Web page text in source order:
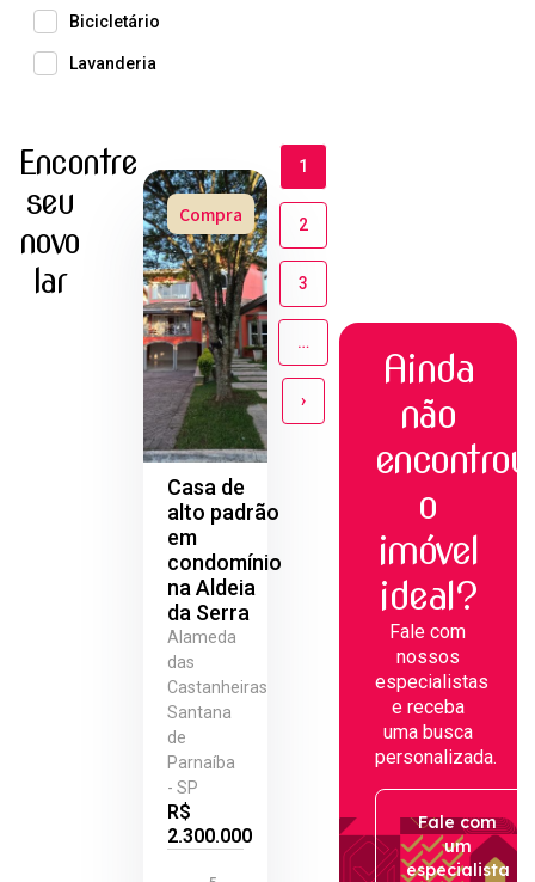
Bicicletário
Lavanderia
Encontre
seu
novo
lar
Compra
Casa de
alto padrão
em
condomínio
na Aldeia
da Serra
Alameda
das
Castanheiras
Santana
de
Parnaíba
- SP
R$
2.300.000
1
2
3
…
›
Ainda
não
encontrou
o
imóvel
ideal?
Fale com
nossos
especialistas
e receba
uma busca
personalizada.
Fale com
um
especialista